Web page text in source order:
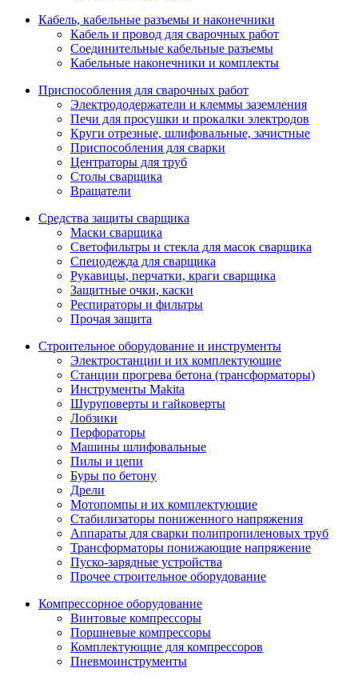
Кабель, кабельные разъемы и наконечники
Кабель и провод для сварочных работ
Соединительные кабельные разъемы
Кабельные наконечники и комплекты
Приспособления для сварочных работ
Электрододержатели и клеммы заземления
Печи для просушки и прокалки электродов
Круги отрезные, шлифовальные, зачистные
Приспособления для сварки
Центраторы для труб
Столы сварщика
Вращатели
Средства защиты сварщика
Маски сварщика
Светофильтры и стекла для масок сварщика
Спецодежда для сварщика
Рукавицы, перчатки, краги сварщика
Защитные очки, каски
Респираторы и фильтры
Прочая защита
Строительное оборудование и инструменты
Электростанции и их комплектующие
Станции прогрева бетона (трансформаторы)
Инструменты Makita
Шуруповерты и гайковерты
Лобзики
Перфораторы
Машины шлифовальные
Пилы и цепи
Буры по бетону
Дрели
Мотопомпы и их комплектующие
Стабилизаторы пониженного напряжения
Аппараты для сварки полипропиленовых труб
Трансформаторы понижающие напряжение
Пуско-зарядные устройства
Прочее строительное оборудование
Компрессорное оборудование
Винтовые компрессоры
Поршневые компрессоры
Комплектующие для компрессоров
Пневмоинструменты